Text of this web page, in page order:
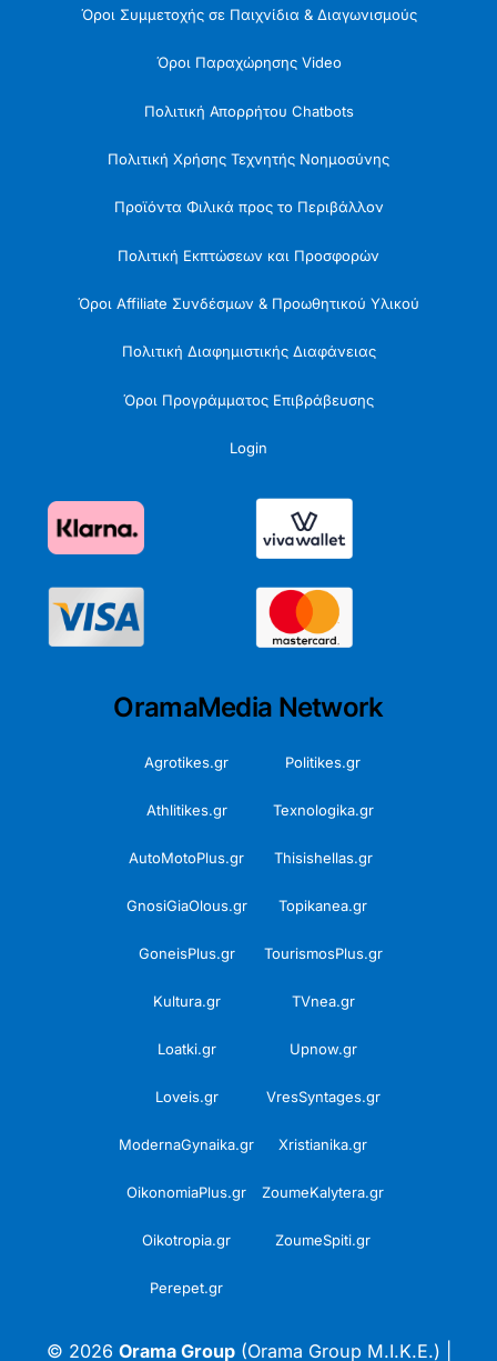
Όροι Συμμετοχής σε Παιχνίδια & Διαγωνισμούς
Όροι Παραχώρησης Video
Πολιτική Απορρήτου Chatbots
Πολιτική Χρήσης Τεχνητής Νοημοσύνης
Προϊόντα Φιλικά προς το Περιβάλλον
Πολιτική Εκπτώσεων και Προσφορών
Όροι Affiliate Συνδέσμων & Προωθητικού Υλικού
Πολιτική Διαφημιστικής Διαφάνειας
Όροι Προγράμματος Επιβράβευσης
Login
OramaMedia Network
Agrotikes.gr Politikes.gr
Athlitikes.gr Texnologika.gr
AutoMotoPlus.gr Thisishellas.gr
GnosiGiaOlous.gr Topikanea.gr
GoneisPlus.gr TourismosPlus.gr
Kultura.gr TVnea.gr
Loatki.gr Upnow.gr
Loveis.gr VresSyntages.gr
ModernaGynaika.gr Xristianika.gr
OikonomiaPlus.gr ZoumeKalytera.gr
Oikotropia.gr ZoumeSpiti.gr
Perepet.gr
© 2026 Orama Group(Orama Group Μ.Ι.Κ.Ε.) |